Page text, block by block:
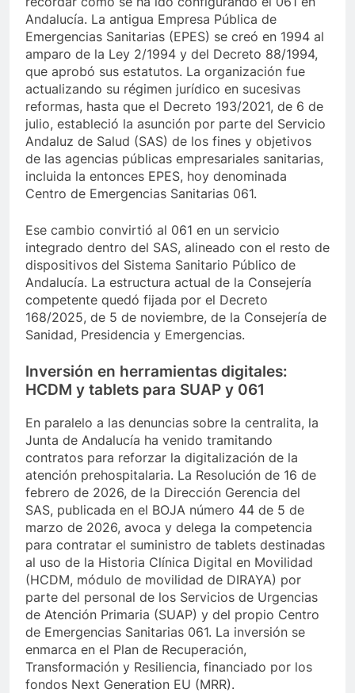
Andalucía. La antigua Empresa Pública de
Emergencias Sanitarias (EPES) se creó en 1994 al
amparo de la Ley 2/1994 y del Decreto 88/1994,
que aprobó sus estatutos. La organización fue
actualizando su régimen jurídico en sucesivas
reformas, hasta que el Decreto 193/2021, de 6 de
julio, estableció la asunción por parte del Servicio
Andaluz de Salud (SAS) de los fines y objetivos
de las agencias públicas empresariales sanitarias,
incluida la entonces EPES, hoy denominada
Centro de Emergencias Sanitarias 061.
Ese cambio convirtió al 061 en un servicio
integrado dentro del SAS, alineado con el resto de
dispositivos del Sistema Sanitario Público de
Andalucía. La estructura actual de la Consejería
competente quedó fijada por el Decreto
168/2025, de 5 de noviembre, de la Consejería de
Sanidad, Presidencia y Emergencias.
Inversión en herramientas digitales:
HCDM y tablets para SUAP y 061
En paralelo a las denuncias sobre la centralita, la
Junta de Andalucía ha venido tramitando
contratos para reforzar la digitalización de la
atención prehospitalaria. La Resolución de 16 de
febrero de 2026, de la Dirección Gerencia del
SAS, publicada en el BOJA número 44 de 5 de
marzo de 2026, avoca y delega la competencia
para contratar el suministro de tablets destinadas
al uso de la Historia Clínica Digital en Movilidad
(HCDM, módulo de movilidad de DIRAYA) por
parte del personal de los Servicios de Urgencias
de Atención Primaria (SUAP) y del propio Centro
de Emergencias Sanitarias 061. La inversión se
enmarca en el Plan de Recuperación,
Transformación y Resiliencia, financiado por los
fondos Next Generation EU (MRR).